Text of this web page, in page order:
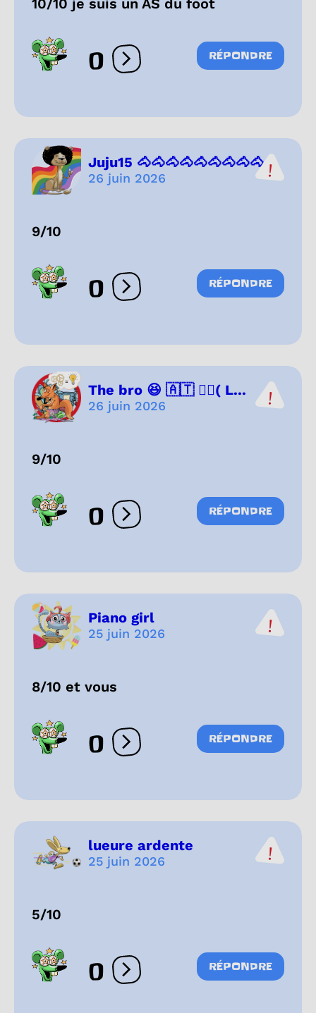
10/10 je suis un AS du foot
0 Ouvrir les réactions
RÉPONDRE
Juju15 🐴🐴🐴🐴🐴🐴🐴🐴🐴...
26 juin 2026
9/10
0 Ouvrir les réactions
RÉPONDRE
The bro 😆 🇦🇹 🏳️‍🌈( L...
26 juin 2026
9/10
0 Ouvrir les réactions
RÉPONDRE
Piano girl
25 juin 2026
8/10 et vous
0 Ouvrir les réactions
RÉPONDRE
lueure ardente
25 juin 2026
5/10
0 Ouvrir les réactions
RÉPONDRE